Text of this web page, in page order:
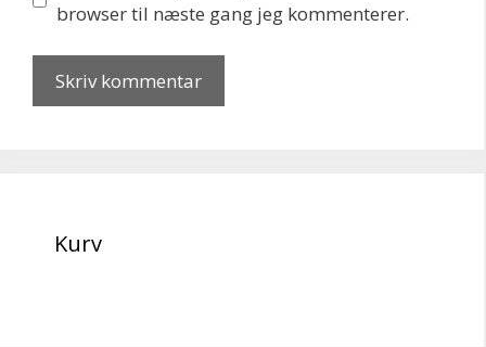
browser til næste gang jeg kommenterer.
Kurv